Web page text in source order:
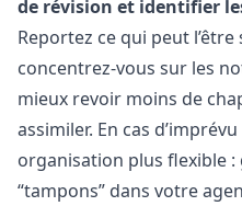
de révision et identifier
Reportez ce qui peut
concentrez-vous sur les
mieux revoir moins de
assimiler. En cas
organisation plus flexible :
“tampons” dans votre